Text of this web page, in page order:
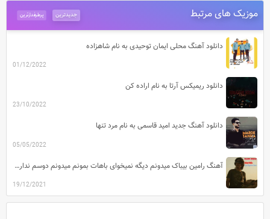
موزیک های مرتبط پرطرفدارترین جدیدترین
دانلود آهنگ محلی ایمان توحیدی به نام شاهزاده
01/12/2022
دانلود ریمیکس آرتا به نام اراده کن
23/10/2022
دانلود آهنگ جدید امید قاسمی به نام مرد تنها
05/05/2022
آهنگ رامین بیباک میدونم دیگه نمیخوای باهات بمونم میدونم دوسم نداری دیگه قیدمو بزن
19/12/2021